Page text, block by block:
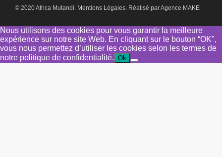
© 2020 Africa Mutandi. Mentions Légales. Réalisé parAgence MAKE
Nous utilisons des cookies pour vous garantir la meilleure
expérience sur notre site Web. En cliquant sur le bouton “OK",
vous nous permettez d’utiliser les cookies selon les termes de
notre politique de confidentialité. Ok